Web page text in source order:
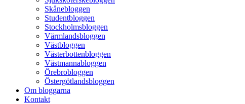
Skånebloggen
Studentbloggen
Stockholmsbloggen
Värmlandsbloggen
Västbloggen
Västerbottenbloggen
Västmannabloggen
Örebrobloggen
Östergötlandsbloggen
Om bloggarna
Kontakt